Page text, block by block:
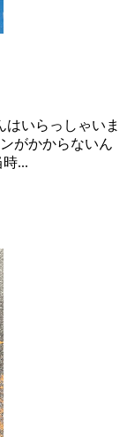
いらっしゃいま
がかからないん
...